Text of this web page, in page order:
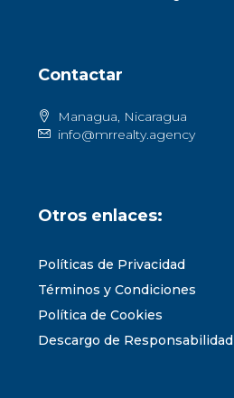
Contactar
Managua, Nicaragua
info@mrrealty.agency
Otros enlaces:
Políticas de Privacidad
Términos y Condiciones
Política de Cookies
Descargo de Responsabilidad